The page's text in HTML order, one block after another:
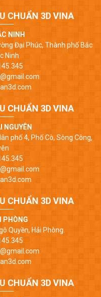
CHUẨN 3D VINA
NINH
Đại Phúc, Thành phố Bắc
Ninh
CHUẨN 3D VINA
NGUYÊN
phố 4, Phố Cò, Sông Công,
CHUẨN 3D VINA
PHÒNG
Quyền, Hải Phòng.
CHUẨN 3D VINA